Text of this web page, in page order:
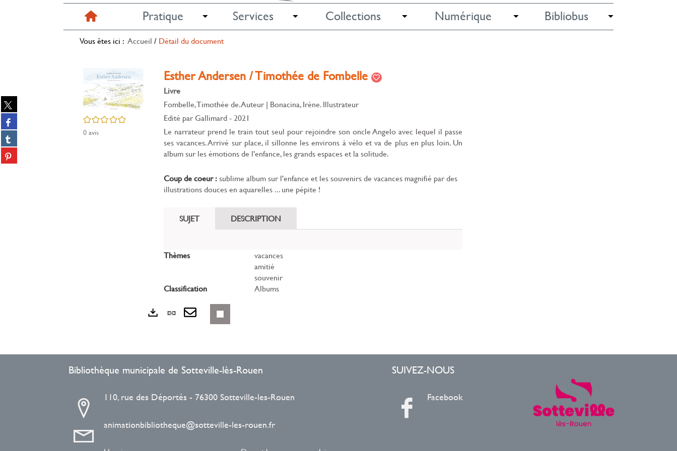
Vous êtes ici : Accueil / Détail du document
Pratique Services Collections Numérique Bibliobus
Partager
sur
twitter
(Nouvelle
fenêtre)
Partager
sur
facebook
(Nouvelle
fenêtre)
Partager
sur
tumblr
Partager
sur
/5
0avis
Esther Andersen / Timothée de Fombelle
Livre
Fombelle, Timothée de. Auteur | Bonacina, Irène. Illustrateur
Edité parGallimard- 2021
Le narrateur prend le train tout seul pour rejoindre son oncle Angelo avec lequel il passe
ses vacances. Arrivé sur place, il sillonne les environs à vélo et va de plus en plus loin. Un
album sur les émotions de l'enfance, les grands espaces et la solitude.
Coup de coeur :sublime album sur l'enfance et les souvenirs de vacances magnifié par des
illustrations douces en aquarelles ... une pépite !
SUJET DESCRIPTION
Thèmes
vacances
amitié
souvenir
Classification
Albums
Lien
permanent
fenêtre)
Envoyer
mail
Bibliothèque municipale de Sotteville-lès-Rouen
110, rue des Déportés - 76300 Sotteville-les-Rouen
animationbibliotheque@sotteville-les-rouen.fr
SUIVEZ-NOUS
Facebook